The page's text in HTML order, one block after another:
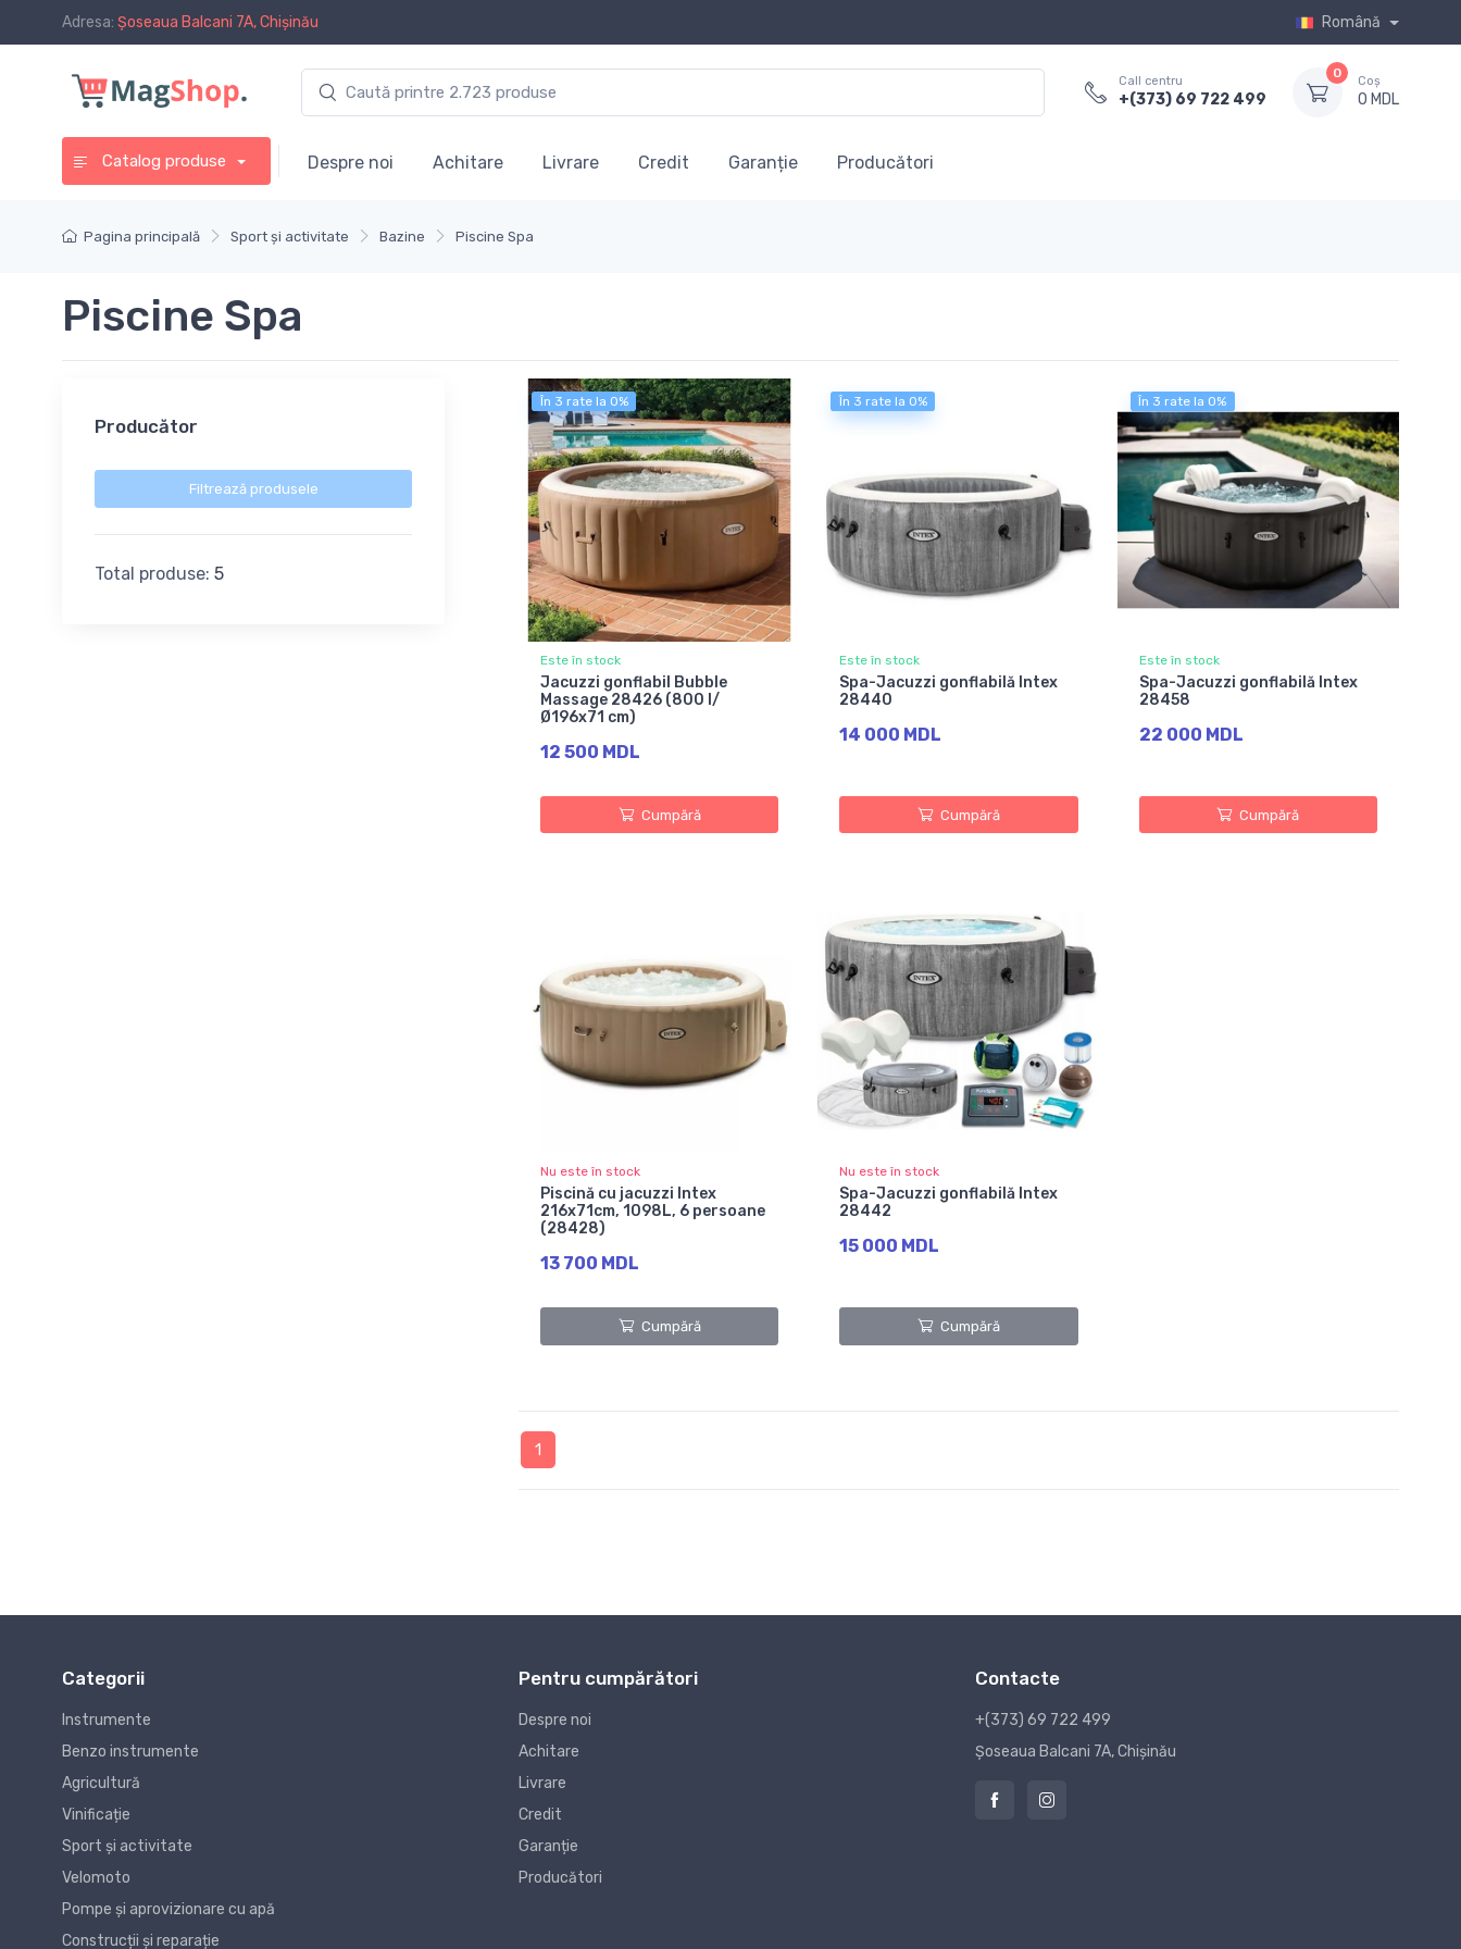
Adresa: Șoseaua Balcani 7A, Chișinău Română
Call centru
+(373) 69 722 499
0
Coș
0 MDL
Catalog produse Despre noi Achitare Livrare Credit Garanție Producători
Pagina principală Sport și activitate Bazine Piscine Spa
Piscine Spa
Producător
Filtrează produsele
Total produse: 5
În 3 rate la 0%
Este în stock
Jacuzzi gonflabil Bubble
Massage 28426 (800 l/
Ø196x71 cm)
12 500 MDL
Cumpără
În 3 rate la 0%
Este în stock
Spa-Jacuzzi gonflabilă Intex
28440
14 000 MDL
Cumpără
În 3 rate la 0%
Este în stock
Spa-Jacuzzi gonflabilă Intex
28458
22 000 MDL
Cumpără
Nu este în stock
Piscină cu jacuzzi Intex
216x71cm, 1098L, 6 persoane
(28428)
13 700 MDL
Cumpără
Nu este în stock
Spa-Jacuzzi gonflabilă Intex
28442
15 000 MDL
Cumpără
1
Categorii
Instrumente
Benzo instrumente
Agricultură
Vinificație
Sport și activitate
Velomoto
Pompe și aprovizionare cu apă
Construcții și reparație
Pentru cumpărători
Despre noi
Achitare
Livrare
Credit
Garanție
Producători
Contacte
+(373) 69 722 499
Șoseaua Balcani 7A, Chișinău